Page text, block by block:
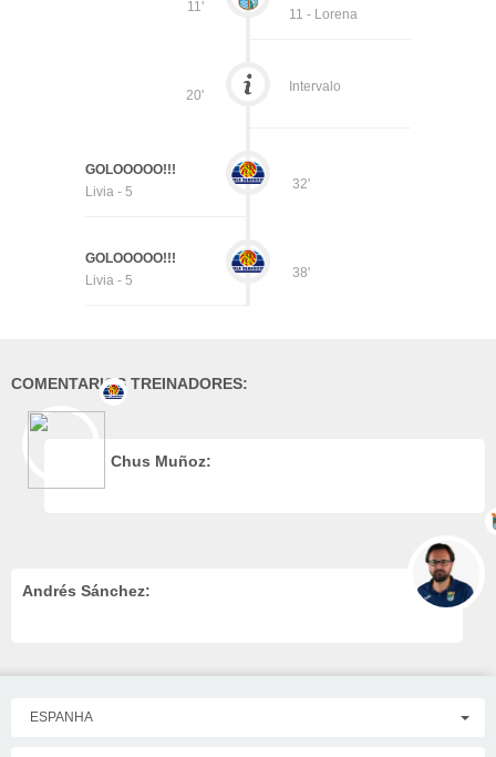
11'
11 - Lorena
20'
Intervalo
32'
GOLOOOOO!!!
Livia - 5
38'
GOLOOOOO!!!
Livia - 5
COMENTARIOS TREINADORES:
Chus Muñoz:
Andrés Sánchez:
ESPANHA